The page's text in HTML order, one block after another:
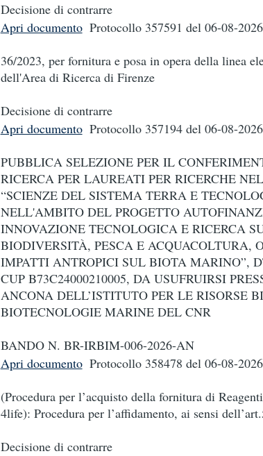
Decisione di contrarre
Apri documento Protocollo 357591 del 06-08-2026
36/2023, per fornitura e posa in opera della linea
dell'Area di Ricerca di Firenze
Decisione di contrarre
Apri documento Protocollo 357194 del 06-08-2026
PUBBLICA SELEZIONE PER IL
RICERCA PER LAUREATI PER RICERCHE
“SCIENZE DEL SISTEMA TERRA E
NELL'AMBITO DEL PROGETTO
INNOVAZIONE TECNOLOGICA E RICERCA
BIODIVERSITÀ, PESCA E ACQUACOLTURA,
IMPATTI ANTROPICI SUL BIOTA MARINO”,
CUP B73C24000210005, DA USUFRUIRSI
ANCONA DELL’ISTITUTO PER LE RISORSE
BIOTECNOLOGIE MARINE DEL CNR
BANDO N. BR-IRBIM-006-2026-AN
Apri documento Protocollo 358478 del 06-08-2026
(Procedura per l’acquisto della fornitura di
4life): Procedura per l’affidamento, ai sensi
Decisione di contrarre